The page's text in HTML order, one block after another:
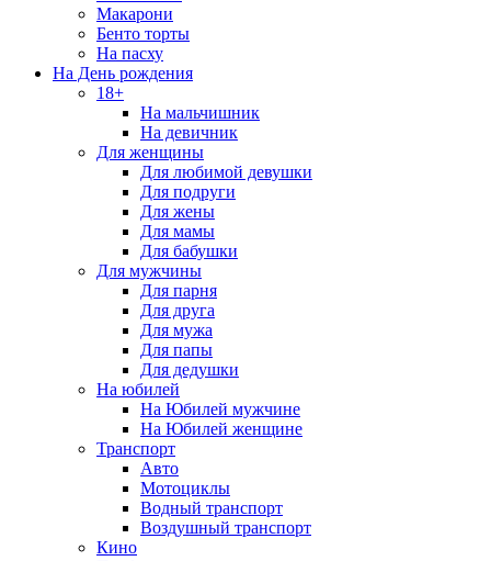
Макарони
Бенто торты
На пасху
На День рождения
18+
На мальчишник
На девичник
Для женщины
Для любимой девушки
Для подруги
Для жены
Для мамы
Для бабушки
Для мужчины
Для парня
Для друга
Для мужа
Для папы
Для дедушки
На юбилей
На Юбилей мужчине
На Юбилей женщине
Транспорт
Авто
Мотоциклы
Водный транспорт
Воздушный транспорт
Кино